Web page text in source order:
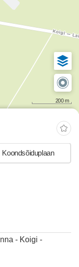
200 m
Koondsõiduplaan
- Koigi -